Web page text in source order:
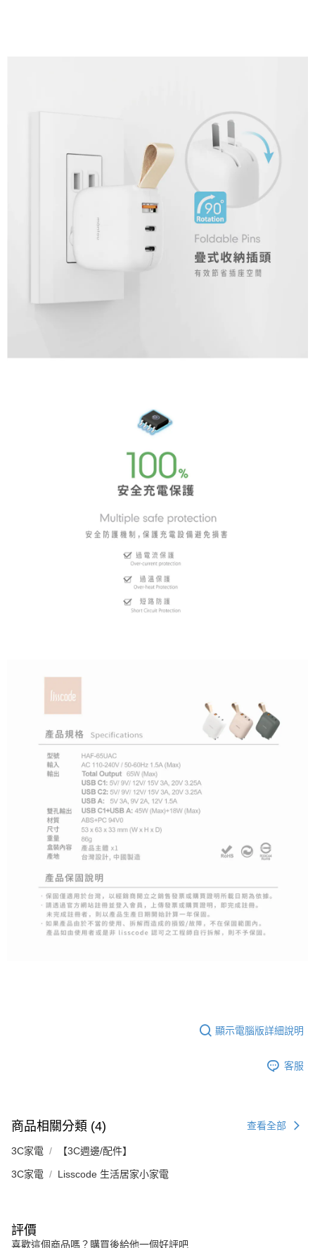
顯示電腦版詳細說明
客服
商品相關分類 (4) 查看全部
3C家電 【3C週邊/配件】
3C家電 Lisscode 生活居家小家電
評價
喜歡這個商品嗎？購買後給他一個好評吧